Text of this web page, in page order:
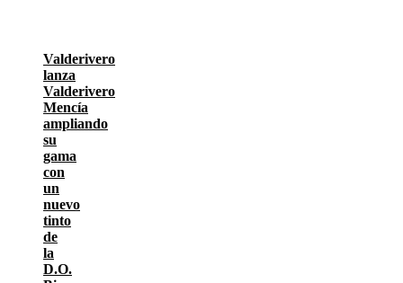
Valderivero
lanza
Valderivero
Mencía
ampliando
su
gama
con
un
nuevo
tinto
de
la
D.O.